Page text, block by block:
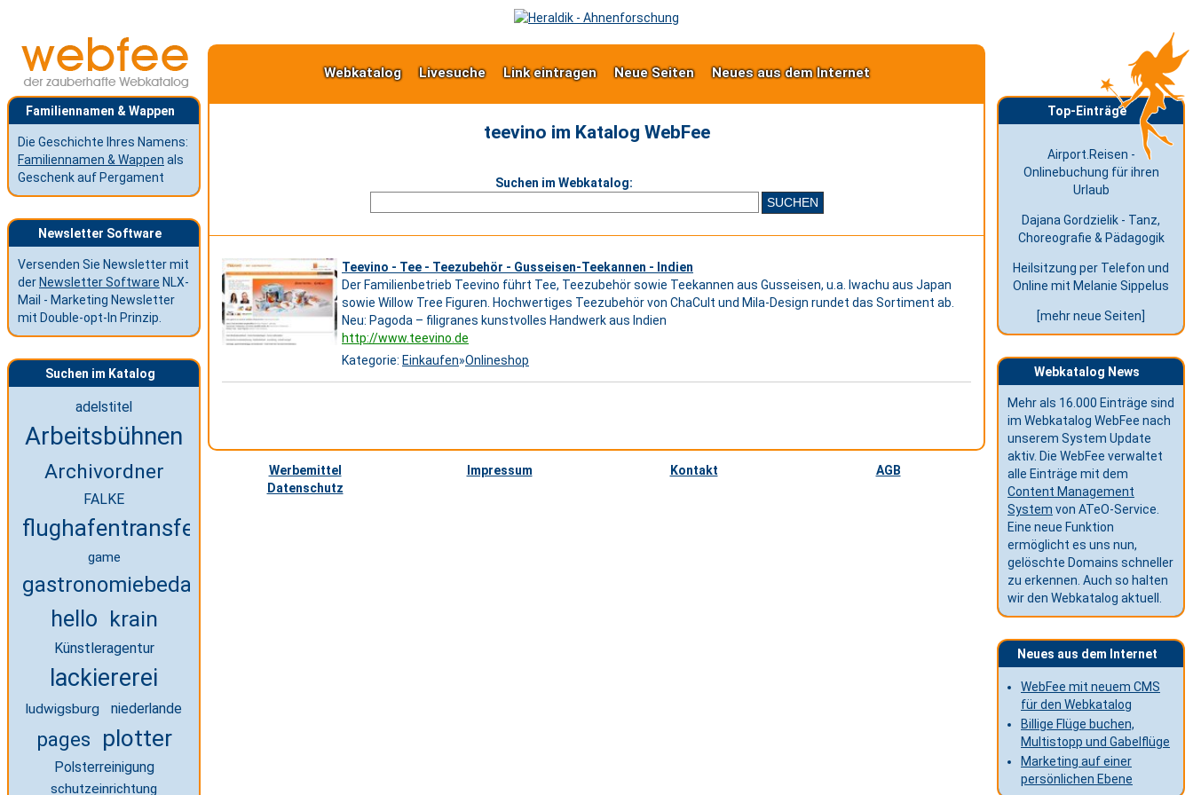
Familiennamen & Wappen
Die Geschichte Ihres Namens:
Familiennamen & Wappen als
Geschenk auf Pergament
Newsletter Software
Versenden Sie Newsletter mit
der Newsletter Software NLX-
Mail - Marketing Newsletter
mit Double-opt-In Prinzip.
Suchen im Katalog
adelstitel
Arbeitsbühnen
Archivordner
FALKE
flughafentransfer
game
gastronomiebedarf
hello krain
Künstleragentur
lackiererei
ludwigsburg niederlande
pages plotter
Polsterreinigung
schutzeinrichtung
Webkatalog Livesuche Link eintragen Neue Seiten Neues aus dem Internet
teevino im Katalog WebFee
Suchen im Webkatalog:
Teevino - Tee - Teezubehör - Gusseisen-Teekannen - Indien
Der Familienbetrieb Teevino führt Tee, Teezubehör sowie Teekannen aus Gusseisen, u.a. Iwachu aus Japan
sowie Willow Tree Figuren. Hochwertiges Teezubehör von ChaCult und Mila-Design rundet das Sortiment ab.
Neu: Pagoda – filigranes kunstvolles Handwerk aus Indien
http://www.teevino.de
Kategorie: Einkaufen»Onlineshop
Werbemittel Impressum Kontakt
AGB
Datenschutz
Top-Einträge
Airport.Reisen -
Onlinebuchung für ihren
Urlaub
Dajana Gordzielik - Tanz,
Choreografie & Pädagogik
Heilsitzung per Telefon und
Online mit Melanie Sippelus
[mehr neue Seiten]
Webkatalog News
Mehr als 16.000 Einträge sind
im Webkatalog WebFee nach
unserem System Update
aktiv. Die WebFee verwaltet
alle Einträge mit dem
Content Management
System von ATeO-Service.
Eine neue Funktion
ermöglicht es uns nun,
gelöschte Domains schneller
zu erkennen. Auch so halten
wir den Webkatalog aktuell.
Neues aus dem Internet
WebFee mit neuem CMS
für den Webkatalog
Billige Flüge buchen,
Multistopp und Gabelflüge
Marketing auf einer
persönlichen Ebene